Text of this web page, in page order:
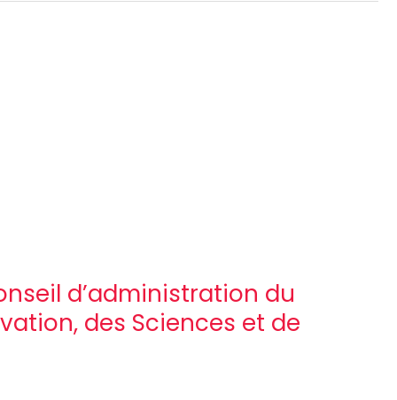
d’administration du
des Sciences et de